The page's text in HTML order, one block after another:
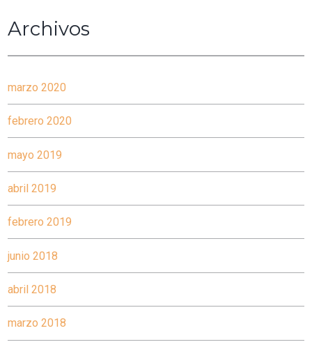
Archivos
marzo 2020
febrero 2020
mayo 2019
abril 2019
febrero 2019
junio 2018
abril 2018
marzo 2018